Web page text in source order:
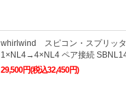
whirlwind スピコン・スプリッ
1×NL4→4×NL4 ペア接続
29,500円(税込32,450円)